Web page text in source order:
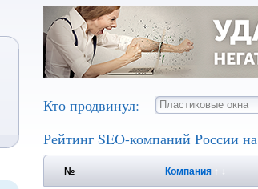
Кто продвинул:
Рейтинг SEO-компаний России на
№ Компания